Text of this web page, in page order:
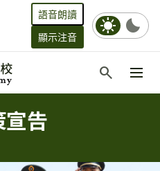
sunny bedtime
語音朗讀
顯示注音
search
告